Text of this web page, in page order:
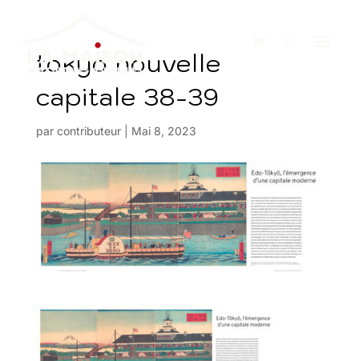
tokyo nouvelle
capitale 38-39
par contributeur| Mai 8, 2023